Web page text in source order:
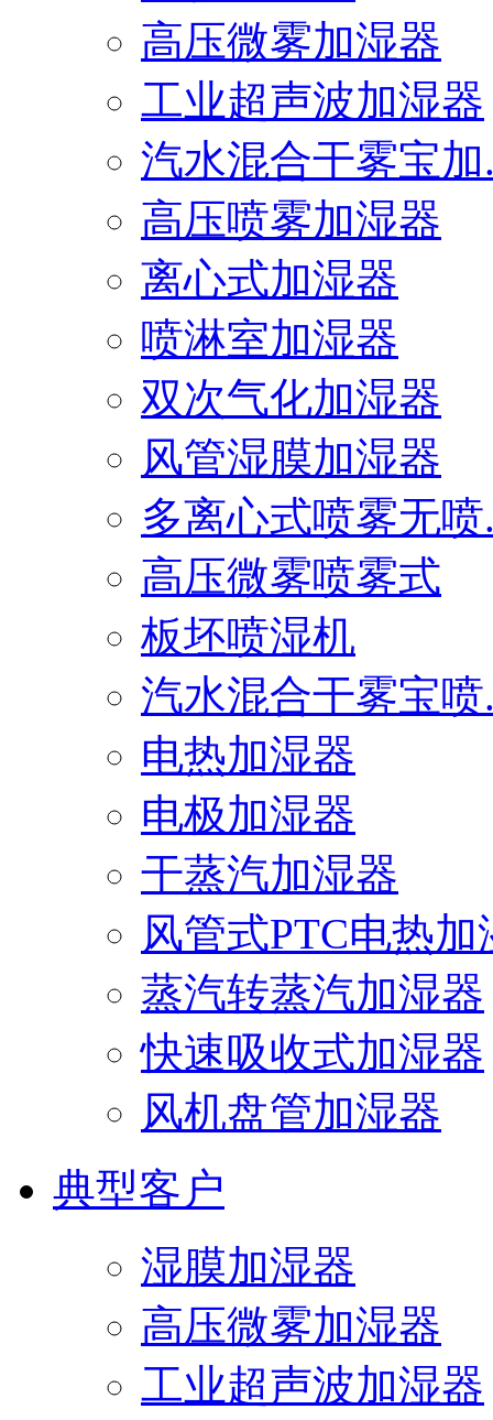
高压微雾加湿器
工业超声波加湿器
汽水混合干雾宝加
高压喷雾加湿器
离心式加湿器
喷淋室加湿器
双次气化加湿器
风管湿膜加湿器
多离心式喷雾无喷
高压微雾喷雾式
板坯喷湿机
汽水混合干雾宝喷
电热加湿器
电极加湿器
干蒸汽加湿器
风管式PTC电热加
蒸汽转蒸汽加湿器
快速吸收式加湿器
风机盘管加湿器
典型客户
湿膜加湿器
高压微雾加湿器
工业超声波加湿器